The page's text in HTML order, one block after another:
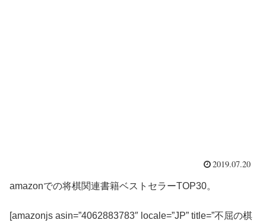
2019.07.20
amazonでの将棋関連書籍ベストセラーTOP30。
[amazonjs asin=”4062883783″ locale=”JP” title=”不屈の棋